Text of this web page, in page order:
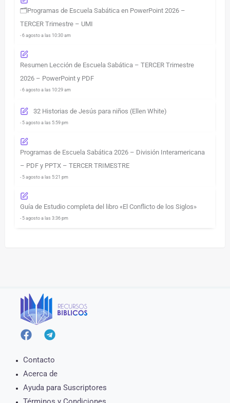
🗂️Programas de Escuela Sabática en PowerPoint 2026 –
TERCER Trimestre – UMI
- 6 agosto a las 10:30 am
Resumen Lección de Escuela Sabática – TERCER Trimestre
2026 – PowerPoint y PDF
- 6 agosto a las 10:29 am
32 Historias de Jesús para niños (Ellen White)
- 5 agosto a las 5:59 pm
Programas de Escuela Sabática 2026 – División Interamericana
– PDF y PPTX – TERCER TRIMESTRE
- 5 agosto a las 5:21 pm
Guía de Estudio completa del libro «El Conflicto de los Siglos»
- 5 agosto a las 3:36 pm
Contacto
Acerca de
Ayuda para Suscriptores